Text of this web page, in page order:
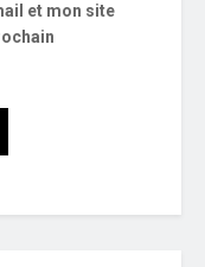
et mon site